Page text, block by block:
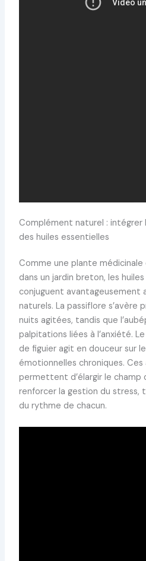
Complément naturel : intégrer
des huiles essentielles
Comme une plante
dans un jardin breton, les
conjuguent avantageusement
naturels. La passiflore s’avère
nuits agitées, tandis que
palpitations liées à l’anxiété.
de figuier agit en douceur sur
émotionnelles chroniques.
permettent d’élargir le champ
renforcer la gestion du stress,
du rythme de chacun.